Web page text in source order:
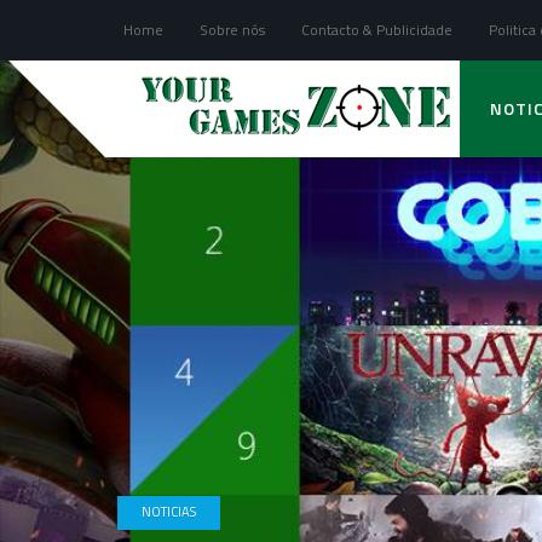
Home Sobre nós Contacto & Publicidade Politica
NOTICIAS